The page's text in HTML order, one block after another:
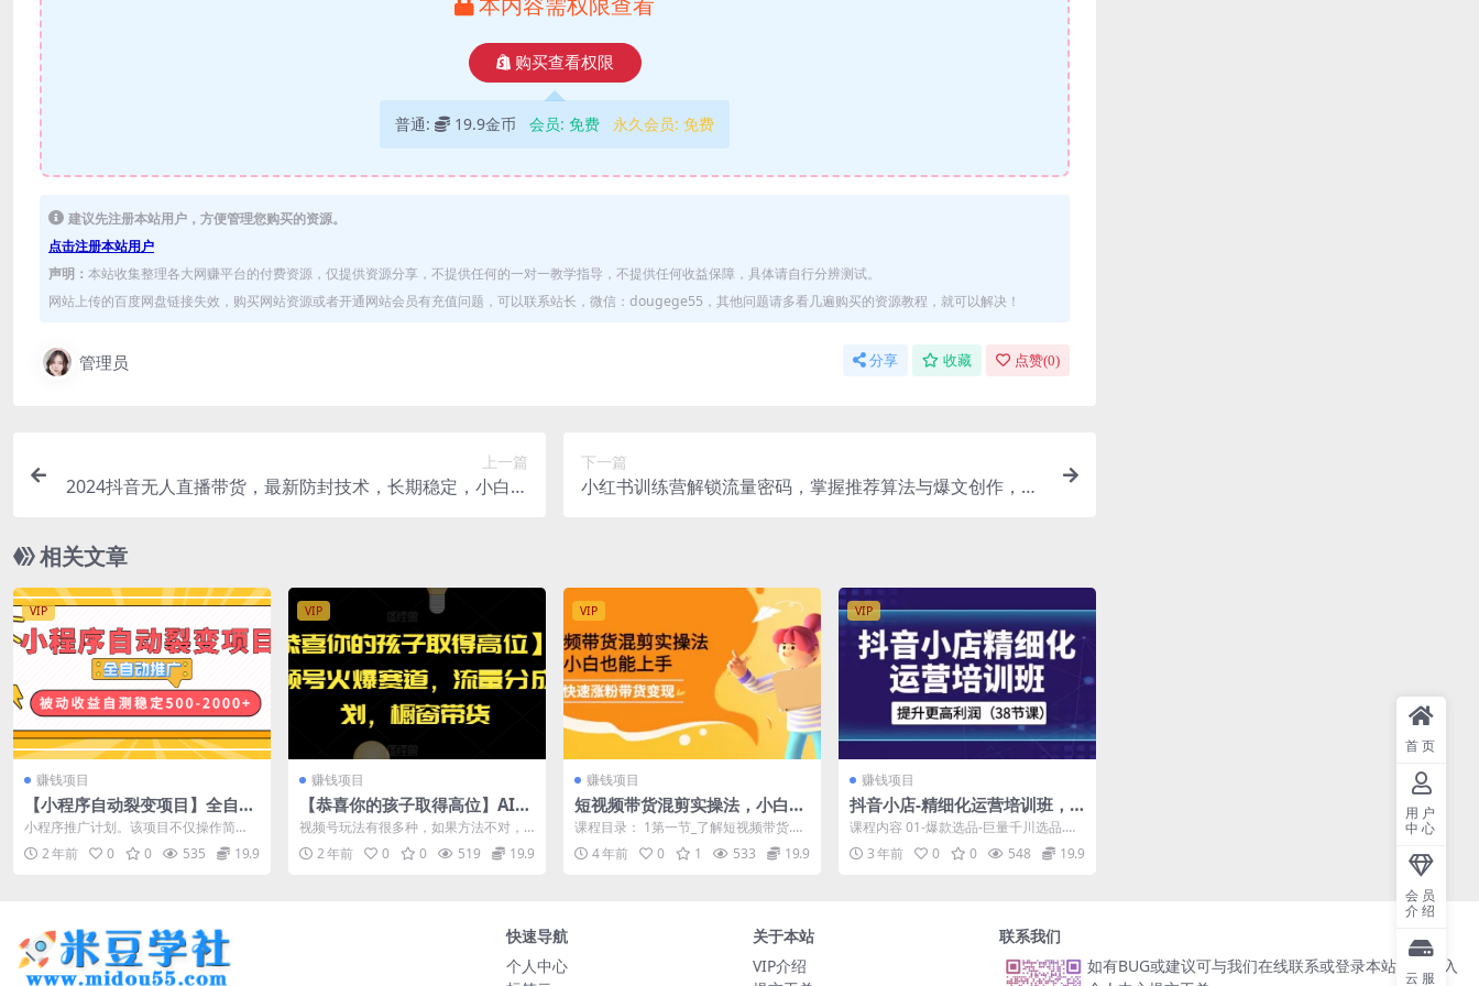
购买查看权限
普通: 19.9金币 会员: 免费 永久会员: 免费
建议先注册本站用户，方便管理您购买的资源。
点击注册本站用户
声明： 本站收集整理各大网赚平台的付费资源，仅提供资源分享，不提供任何的一对一教学指导，不提供任何收益保障，具体请自行分辨测试。
网站上传的百度网盘链接失效，购买网站资源或者开通网站会员有充值问题，可以联系站长，微信：dougege55，其他问题请多看几遍购买的资源教程，就可以解决！
管理员 分享 收藏 点赞(0)
上一篇
2024抖音无人直播带货，最新防封技术，长期稳定，小白轻
下一篇
小红书训练营解锁流量密码，掌握推荐算法与爆文创作，精
相关文章
VIP
赚钱项目
【小程序自动裂变项目】全自动
推广，收益在500-2000+
小程序推广计划。该项目不仅操作简
便，而且收益颇丰，是短期暴利与长期
稳定并存的优质...
2 年前 0 0 535 19.9
VIP
赚钱项目
【恭喜你的孩子取得高位】AI视
频号火爆赛道，流量分成计划，
橱窗带货
视频号玩法有很多种，如果方法不对，
没人观看，你一天只能几分几毛的赚，
没有任何意义...
2 年前 0 0 519 19.9
VIP
赚钱项目
短视频带货混剪实操法，小白也
能上手，快速涨粉带货变现
课程目录： 1第一节_了解短视频带货.m
p4.mp4 2第二节_什么是好物分享和...
4 年前 0 1 533 19.9
VIP
赚钱项目
抖音小店-精细化运营培训班，
提升更高利润（38节课）
课程内容 01-爆款选品-巨量千川选品.mp
4 02-爆款选品-罗盘商品排行榜....
3 年前 0 0 548 19.9
快速导航
个人中心
关于本站
VIP介绍
联系我们
如有BUG或建议可与我们在线联系或登录本站账号进入
首页
用户
中心
会员
介绍
云服